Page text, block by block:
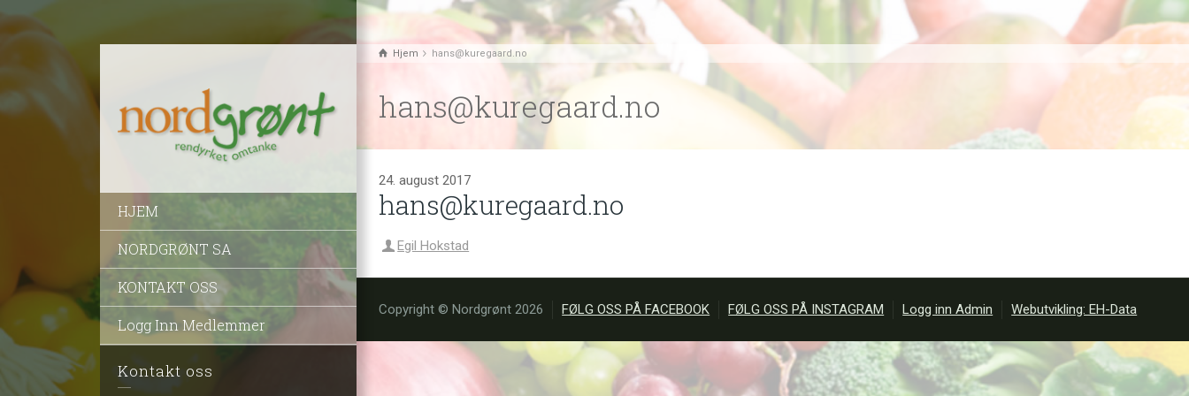
HJEM
NORDGRØNT SA
KONTAKT OSS
Logg Inn Medlemmer
Kontakt oss
Hjem hans@kuregaard.no
hans@kuregaard.no
24. august 2017
hans@kuregaard.no
Egil Hokstad
Copyright © Nordgrønt 2026 FØLG OSS PÅ FACEBOOK FØLG OSS PÅ INSTAGRAM Logg inn Admin Webutvikling: EH-Data